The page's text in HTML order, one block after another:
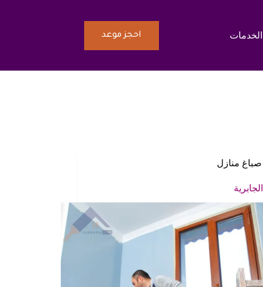
احجز موعد
صباغ منازل